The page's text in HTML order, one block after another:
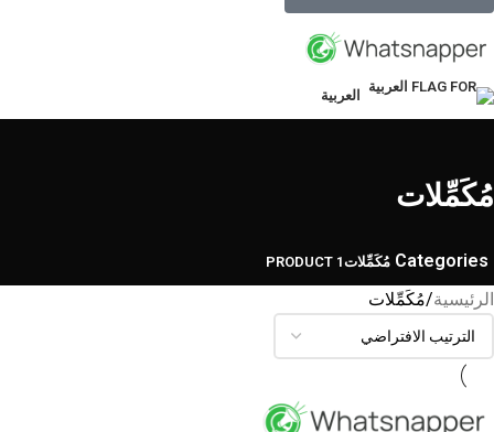
العربية
مُكَمِّلات
Categories مُكَمِّلات1 PRODUCT
الرئيسية مُكَمِّلات